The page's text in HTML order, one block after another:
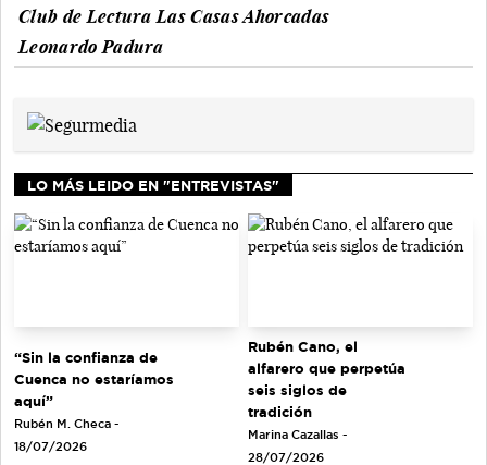
Club de Lectura Las Casas Ahorcadas
Leonardo Padura
LO MÁS LEIDO EN "ENTREVISTAS"
“Sin la confianza de
Cuenca no estaríamos
aquí”
Rubén M. Checa -
18/07/2026
Rubén Cano, el
alfarero que perpetúa
seis siglos de
tradición
Marina Cazallas -
28/07/2026